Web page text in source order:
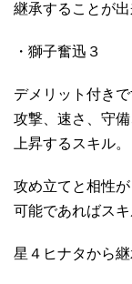
継承することが出
・獅子奮迅３
デメリット付き
攻撃、速さ、守
上昇するスキル。
攻め立てと相性
可能であればス
星４ヒナタから継